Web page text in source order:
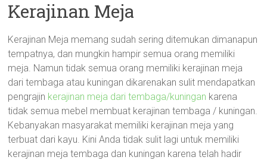
Kerajinan Meja
Kerajinan Meja memang sudah sering ditemukan dimanapun
tempatnya, dan mungkin hampir semua orang memiliki
meja. Namun tidak semua orang memiliki kerajinan meja
dari tembaga atau kuningan dikarenakan sulit mendapatkan
pengrajin kerajinan meja dari tembaga/kuningan karena
tidak semua mebel membuat kerajinan tembaga / kuningan.
Kebanyakan masyarakat memiliki kerajinan meja yang
terbuat dari kayu. Kini Anda tidak sulit lagi untuk memiliki
kerajinan meja tembaga dan kuningan karena telah hadir